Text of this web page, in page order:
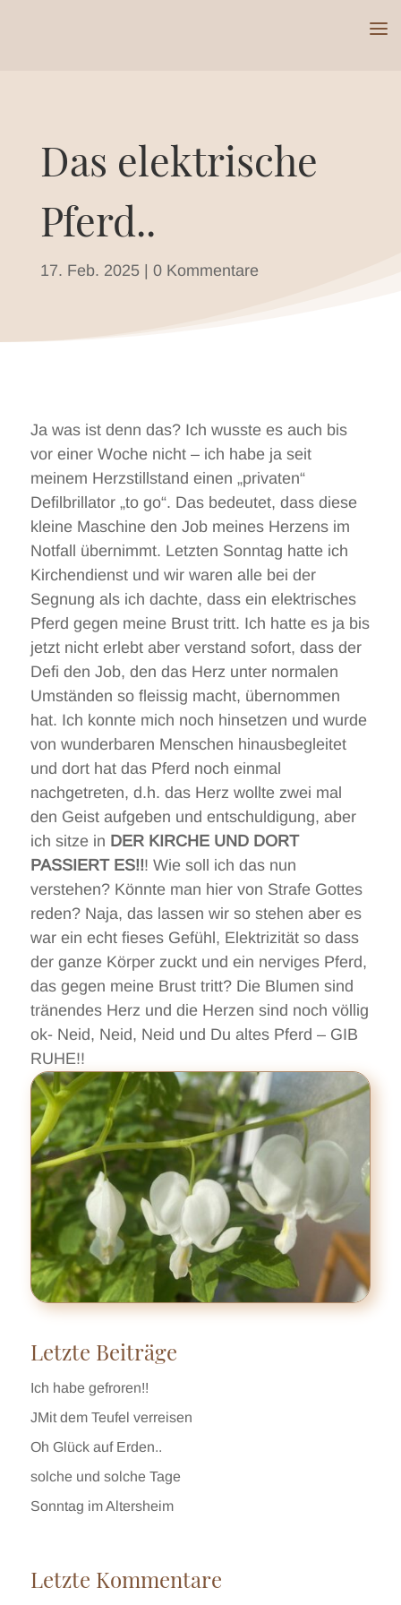
Das elektrische
Pferd..
17. Feb. 2025| 0 Kommentare
Ja was ist denn das? Ich wusste es auch bis
vor einer Woche nicht – ich habe ja seit
meinem Herzstillstand einen „privaten“
Defilbrillator „to go“. Das bedeutet, dass diese
kleine Maschine den Job meines Herzens im
Notfall übernimmt. Letzten Sonntag hatte ich
Kirchendienst und wir waren alle bei der
Segnung als ich dachte, dass ein elektrisches
Pferd gegen meine Brust tritt. Ich hatte es ja bis
jetzt nicht erlebt aber verstand sofort, dass der
Defi den Job, den das Herz unter normalen
Umständen so fleissig macht, übernommen
hat. Ich konnte mich noch hinsetzen und wurde
von wunderbaren Menschen hinausbegleitet
und dort hat das Pferd noch einmal
nachgetreten, d.h. das Herz wollte zwei mal
den Geist aufgeben und entschuldigung, aber
ich sitze in DER KIRCHE UND DORT
PASSIERT ES!!! Wie soll ich das nun
verstehen? Könnte man hier von Strafe Gottes
reden? Naja, das lassen wir so stehen aber es
war ein echt fieses Gefühl, Elektrizität so dass
der ganze Körper zuckt und ein nerviges Pferd,
das gegen meine Brust tritt? Die Blumen sind
tränendes Herz und die Herzen sind noch völlig
ok- Neid, Neid, Neid und Du altes Pferd – GIB
RUHE!!
Letzte Beiträge
Ich habe gefroren!!
JMit dem Teufel verreisen
Oh Glück auf Erden..
solche und solche Tage
Sonntag im Altersheim
Letzte Kommentare